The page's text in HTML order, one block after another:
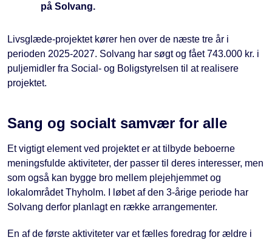
på Solvang.
Livsglæde-projektet kører hen over de næste tre år i
perioden 2025-2027. Solvang har søgt og fået 743.000 kr. i
puljemidler fra Social- og Boligstyrelsen til at realisere
projektet.
Sang og socialt samvær for alle
Et vigtigt element ved projektet er at tilbyde beboerne
meningsfulde aktiviteter, der passer til deres interesser, men
som også kan bygge bro mellem plejehjemmet og
lokalområdet Thyholm. I løbet af den 3-årige periode har
Solvang derfor planlagt en række arrangementer.
En af de første aktiviteter var et fælles foredrag for ældre i